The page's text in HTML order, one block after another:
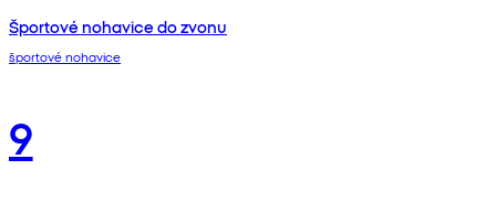
Športové nohavice do zvonu
športové nohavice
9